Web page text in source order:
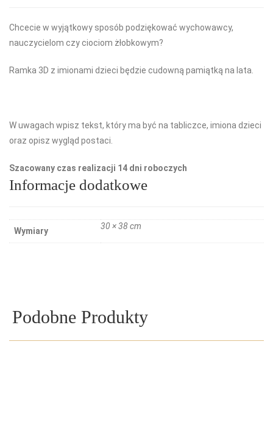
Chcecie w wyjątkowy sposób podziękować wychowawcy,
nauczycielom czy ciociom żłobkowym?
Ramka 3D z imionami dzieci będzie cudowną pamiątką na lata.
W uwagach wpisz tekst, który ma być na tabliczce, imiona dzieci
oraz opisz wygląd postaci.
Szacowany czas realizacji 14 dni roboczych
Informacje dodatkowe
Wymiary 30 × 38 cm
Podobne Produkty